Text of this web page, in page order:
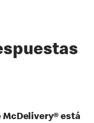
McDelivery® está